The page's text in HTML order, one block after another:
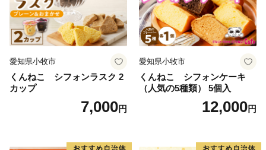
愛知県小牧市
くんねこ シフォンラスク 2
カップ
7,000円
愛知県小牧市
くんねこ シフォンケーキ
（人気の5種類） 5個入
12,000円